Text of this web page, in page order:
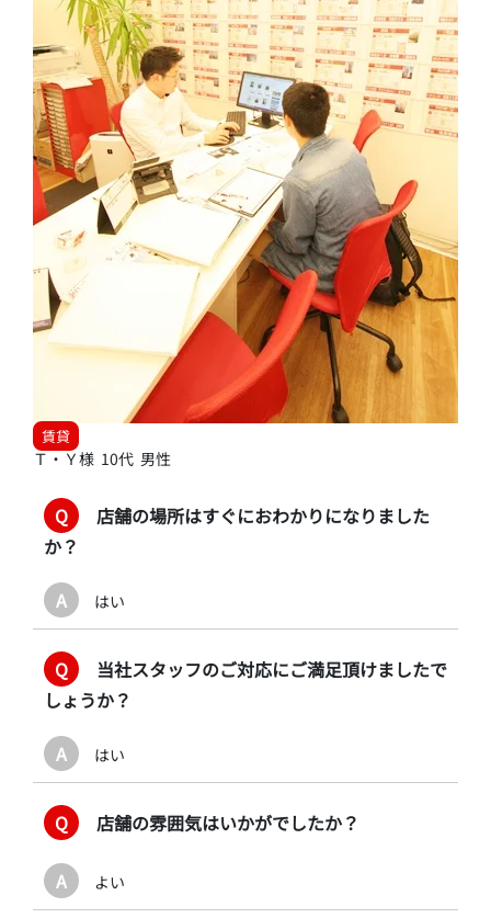
賃貸
Ｔ・Ｙ様 10代 男性
Q
店舗の場所はすぐにおわかりになりました
か？
A はい
Q
当社スタッフのご対応にご満足頂けましたで
しょうか？
A はい
Q 店舗の雰囲気はいかがでしたか？
A よい